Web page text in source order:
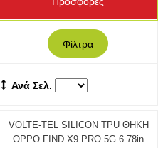
Φίλτρα
Ανά Σελ.
VOLTE-TEL SILICON TPU ΘΗΚΗ
OPPO FIND X9 PRO 5G 6.78in